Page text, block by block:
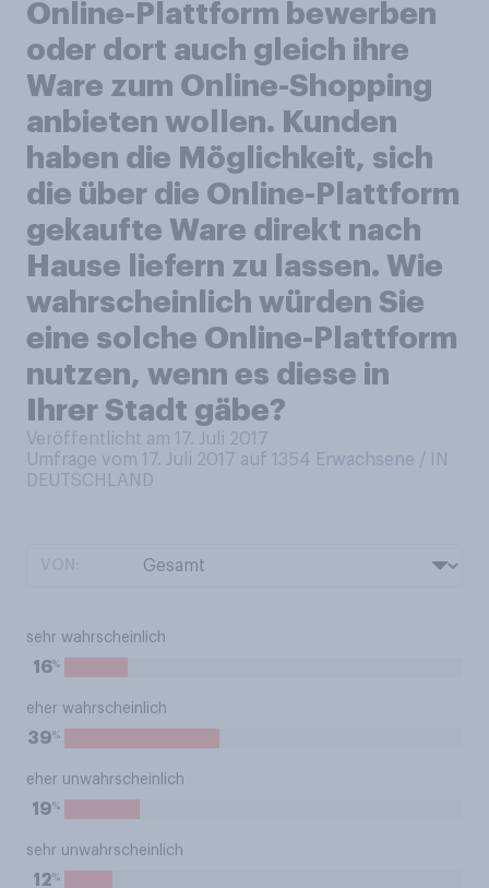
Online-Plattform bewerben
oder dort auch gleich ihre
Ware zum Online-Shopping
anbieten wollen. Kunden
haben die Möglichkeit, sich
die über die Online-Plattform
gekaufte Ware direkt nach
Hause liefern zu lassen. Wie
wahrscheinlich würden Sie
eine solche Online-Plattform
nutzen, wenn es diese in
Ihrer Stadt gäbe?
Veröffentlicht am 17. Juli 2017
Umfrage vom 17. Juli 2017 auf 1354 Erwachsene / IN
DEUTSCHLAND
sehr wahrscheinlich
16%
eher wahrscheinlich
39%
eher unwahrscheinlich
19%
sehr unwahrscheinlich
12%